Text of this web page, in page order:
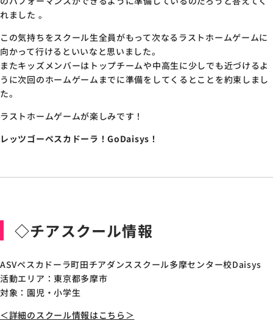
れました 。
この気持ちをスクール生全員がもって次なるラストホームゲームに
向かって行けるといいなと思いました。
またキッズメンバーはトップチームや中高生に少しでも近づけるよ
うに次回のホームゲームまでに準備をしてくるとことを約束しまし
た。
ラストホームゲームが楽しみです！
レッツゴーペスカドーラ！GoDaisys！
◇チアスクール情報
ASVペスカドーラ町田チアダンススクール多摩センター校Daisys
活動エリア：東京都多摩市
対象：園児・小学生
＜詳細のスクール情報はこちら＞